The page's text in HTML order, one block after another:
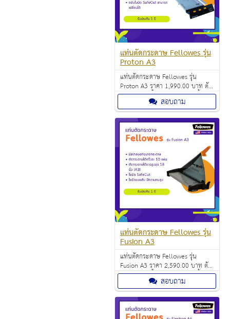
แท่นตัดกระดาษ Fellowes รุ่น
Proton A3
แท่นตัดกระดาษ Fellowes รุ่น
Proton A3 ราคา 1,990.00 บาท ตัด
กระดาษได้ครั้งละ 10 แผ่นต่อครั้ง (70
แกรม) ตัดกระดาษขนาด A3 ได้ แถม
ใบมีดแบบตัดตรงให้ 1 ใบมีด
สอบถาม
แท่นตัดกระดาษ Fellowes รุ่น
Fusion A3
แท่นตัดกระดาษ Fellowes รุ่น
Fusion A3 ราคา 2,590.00 บาท ตัด
กระดาษได้ครั้งละ 10 แผ่นต่อครั้ง
(A3/80 แกรม) สอบถาม